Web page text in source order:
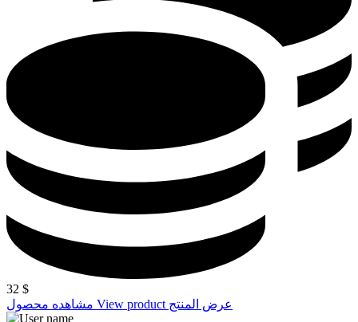
32 $
مشاهده محصول View product عرض المنتج